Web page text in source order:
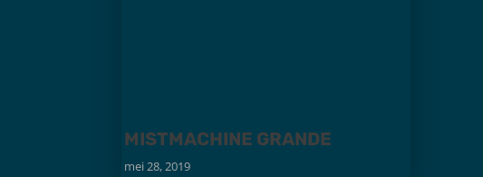
MISTMACHINE GRANDE
mei 28, 2019